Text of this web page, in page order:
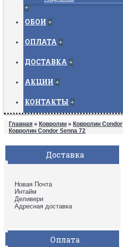
+
ОБОИ +
ОПЛАТА +
ДОСТАВКА +
АКЦИИ +
КОНТАКТЫ +
Главная » Ковролин » Ковролин Condor
Ковролин Condor Senna 72
Доставка
Новая Почта
Интайм
Деливери
Адресная доставка
Оплата